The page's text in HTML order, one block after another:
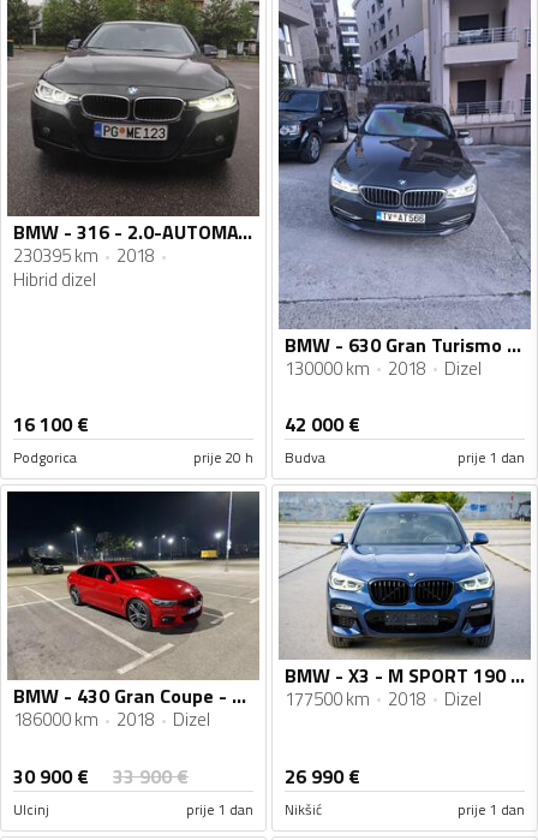
BMW - 316 - 2.0-AUTOMATIC
230395 km
2018
Hibrid dizel
16 100€
Podgorica prije 20 h
BMW - 630 Gran Turismo - 3.0
130000 km 2018 Dizel
42 000€
Budva prije 1 dan
BMW - 430 Gran Coupe - 3.0
186000 km 2018 Dizel
30 900€ 33 900€
Ulcinj prije 1 dan
BMW - X3 - M SPORT 190 HP X-DRIVE
177500 km 2018 Dizel
26 990€
Nikšić prije 1 dan